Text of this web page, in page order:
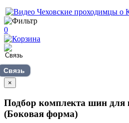
0
Связь
×
Подбор комплекта шин для
(Боковая форма)